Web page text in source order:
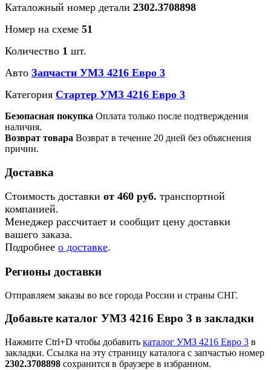
Каталожный номер детали 2302.3708898
Номер на схеме 51
Количество 1 шт.
Авто Запчасти УМЗ 4216 Евро 3
Категория Стартер УМЗ 4216 Евро 3
Безопасная покупка Оплата только после подтверждения
наличия.
Возврат товара Возврат в течение 20 дней без объяснения
причин.
Доставка
Стоимость доставки от 460 руб. транспортной
компанией.
Менеджер рассчитает и сообщит цену доставки
вашего заказа.
Подробнее о доставке.
Регионы доставки
Отправляем заказы во все города России и страны СНГ.
Добавьте каталог УМЗ 4216 Евро 3 в закладки
Нажмите Ctrl+D чтобы добавить каталог УМЗ 4216 Евро 3 в
закладки. Ссылка на эту страницу каталога с запчастью номер
2302.3708898 сохранится в браузере в избранном.